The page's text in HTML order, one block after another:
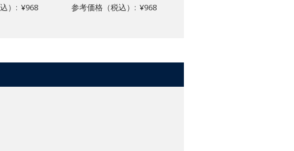
）: ¥968
参考価格（税込）: ¥968